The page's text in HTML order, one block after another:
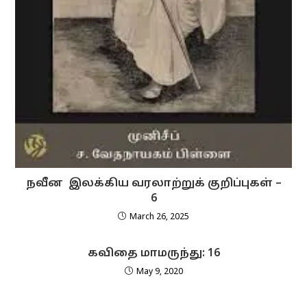
நவீன இலக்கிய வரலாற்றுக் குறிப்புகள் –
6
March 26, 2025
கவிதை மாமருந்து: 16
May 9, 2020